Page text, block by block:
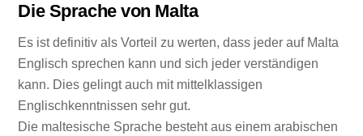
Die Sprache von Malta
Es ist definitiv als Vorteil zu werten, dass jeder auf Malta
Englisch sprechen kann und sich jeder verständigen
kann. Dies gelingt auch mit mittelklassigen
Englischkenntnissen sehr gut.
Die maltesische Sprache besteht aus einem arabischen